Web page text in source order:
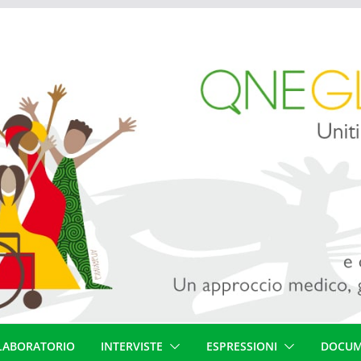
INTERVISTE ESPRESSIONI